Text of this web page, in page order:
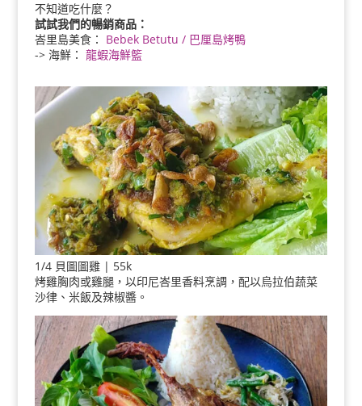
不知道吃什麼？
試試我們的暢銷商品：
峇里島美食： Bebek Betutu / 巴厘島烤鴨
-> 海鮮： 龍蝦海鮮籃
1/4 貝圖圖雞 | 55k
烤雞胸肉或雞腿，以印尼峇里香料烹調，配以烏拉伯蔬菜
沙律、米飯及辣椒醬。